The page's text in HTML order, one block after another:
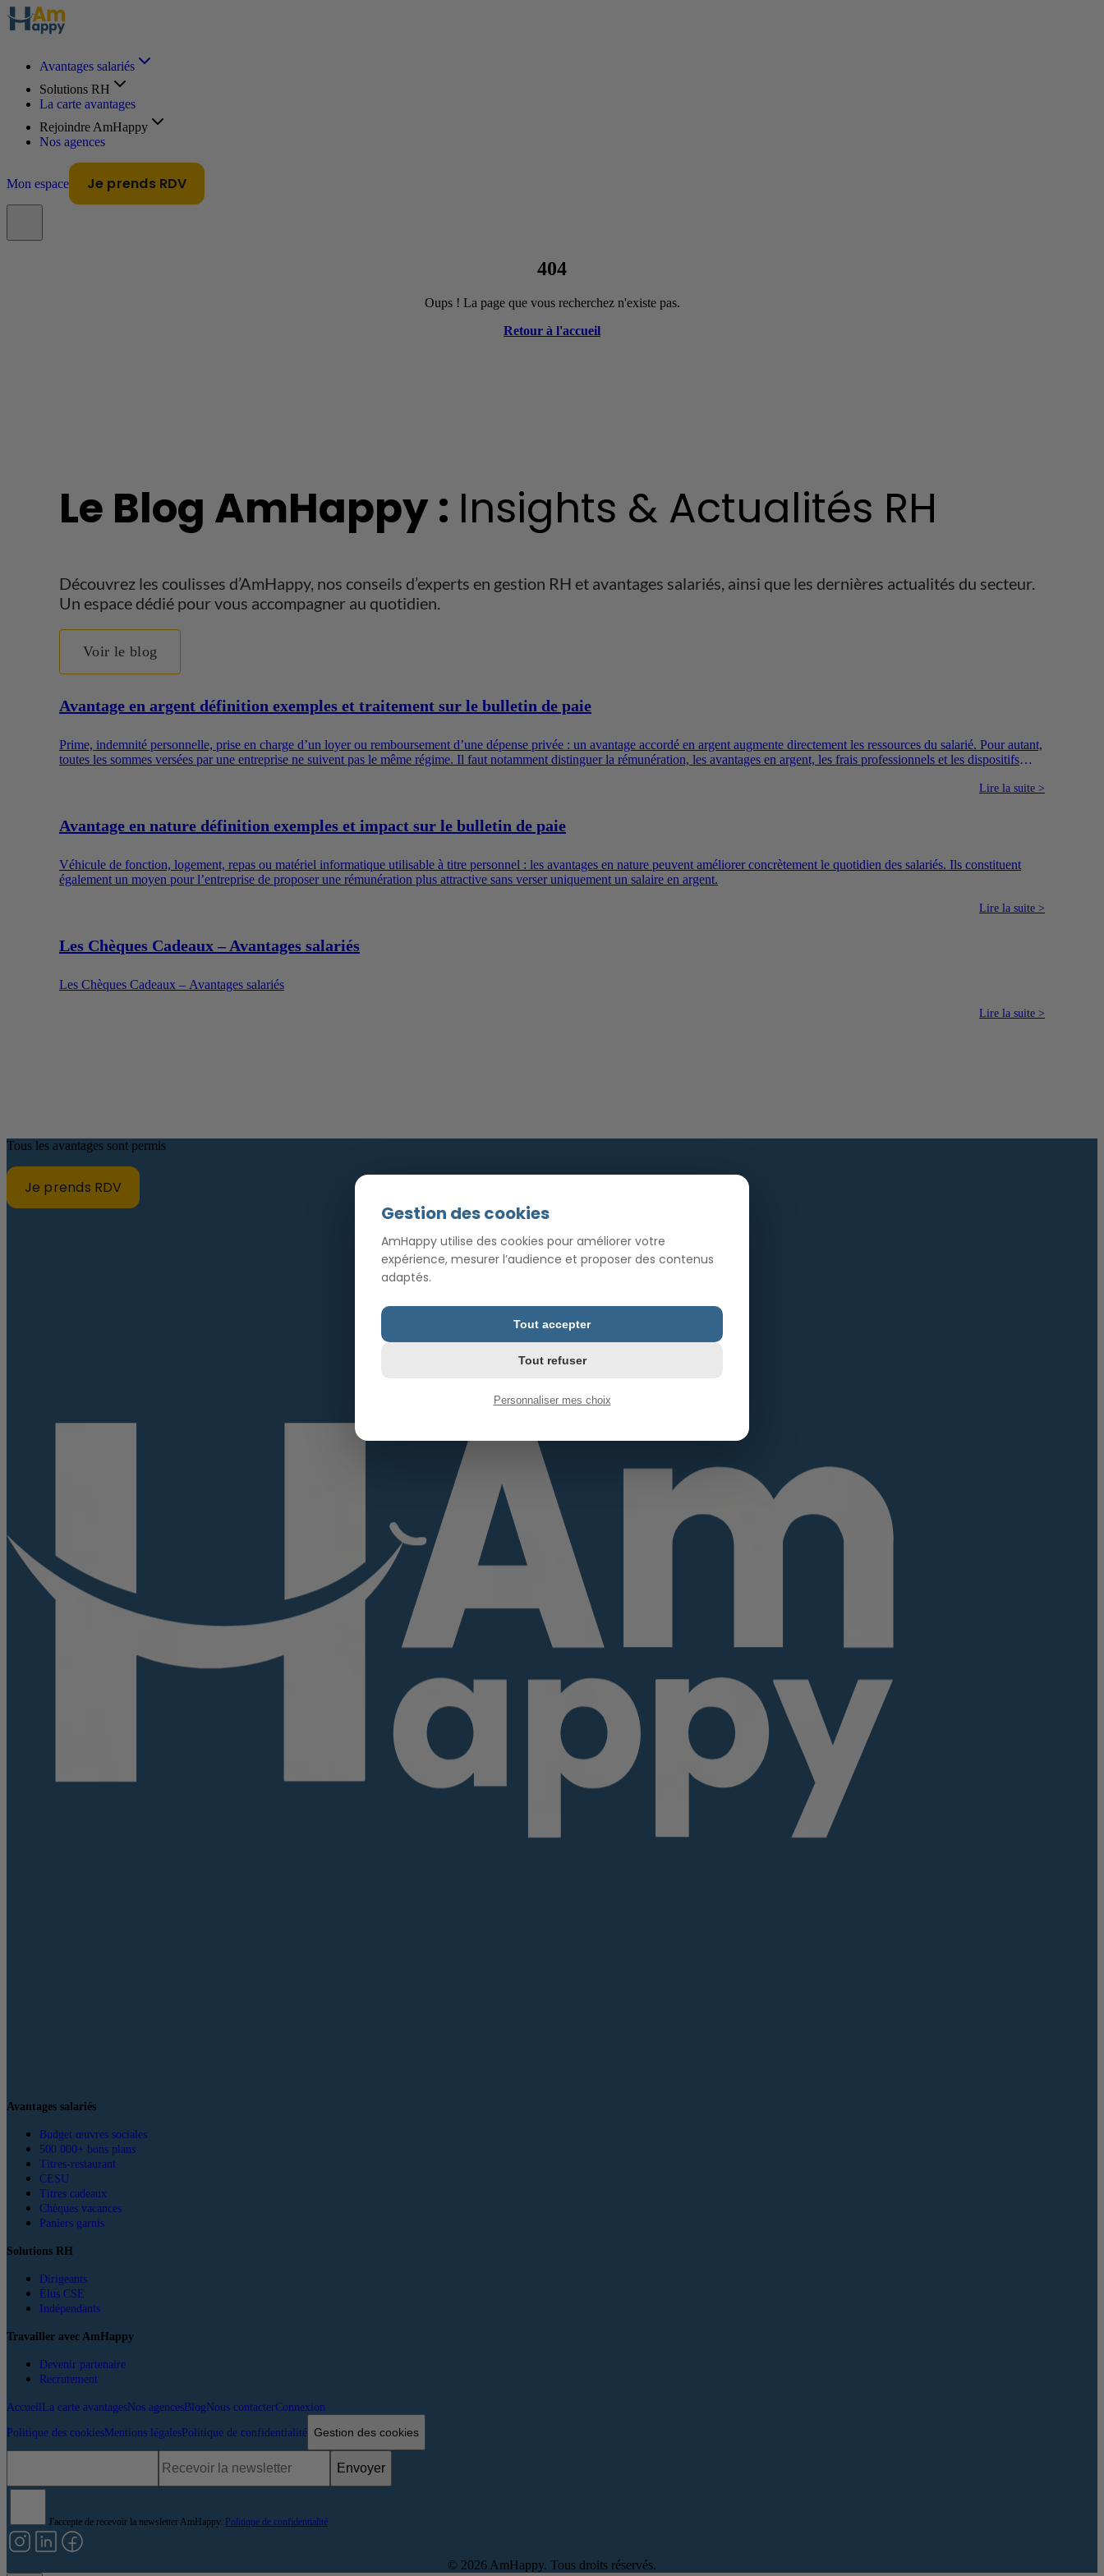
Avantages salariés
Solutions RH
La carte avantages
Rejoindre AmHappy
Nos agences
Mon espace Je prends RDV
404
Oups ! La page que vous recherchez n'existe pas.
Retour à l'accueil
Le Blog AmHappy : Insights & Actualités RH
Découvrez les coulisses d’AmHappy, nos conseils d’experts en gestion RH et avantages salariés, ainsi que les dernières actualités du secteur.
Un espace dédié pour vous accompagner au quotidien.
Voir le blog
Avantage en argent définition exemples et traitement sur le bulletin de paie
Prime, indemnité personnelle, prise en charge d’un loyer ou remboursement d’une dépense privée : un avantage accordé en argent augmente directement les ressources du salarié. Pour autant,
toutes les sommes versées par une entreprise ne suivent pas le même régime. Il faut notamment distinguer la rémunération, les avantages en argent, les frais professionnels et les dispositifs
Lire la suite >
Avantage en nature définition exemples et impact sur le bulletin de paie
Véhicule de fonction, logement, repas ou matériel informatique utilisable à titre personnel : les avantages en nature peuvent améliorer concrètement le quotidien des salariés. Ils constituent
également un moyen pour l’entreprise de proposer une rémunération plus attractive sans verser uniquement un salaire en argent.
Lire la suite >
Les Chèques Cadeaux – Avantages salariés
Les Chèques Cadeaux – Avantages salariés
Lire la suite >
Tous les avantages sont permis
Je prends RDV
Avantages salariés
Budget œuvres sociales
500 000+ bons plans
Titres-restaurant
CESU
Titres cadeaux
Chèques vacances
Paniers garnis
Solutions RH
Dirigeants
Élus CSE
Indépendants
Travailler avec AmHappy
Devenir partenaire
Recrutement
Accueil La carte avantagesNos agencesBlogNous contacterConnexion
Politique des cookiesMentions légalesPolitique de confidentialité Gestion des cookies
Envoyer
J'accepte de recevoir la newsletter AmHappy. Politique de confidentialité
© 2026 AmHappy. Tous droits réservés.
Gestion des cookies
AmHappy utilise des cookies pour améliorer votre
expérience, mesurer l’audience et proposer des contenus
adaptés.
Tout accepter
Tout refuser
Personnaliser mes choix